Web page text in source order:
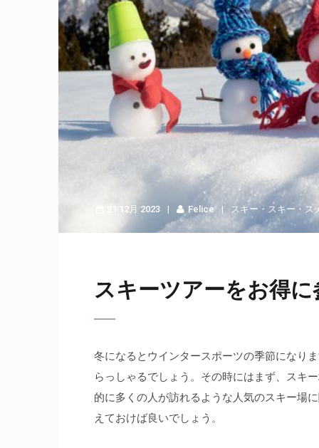
21 12月 2023 Felice スキー ・ スキー・ス
スキーツアーをお得
冬になるとウインタースポーツの季節になり
らっしゃるでしょう。その時にはまず、スキ
的に多くの人が訪れるような人気のスキー場
えておけば良いでしょう。